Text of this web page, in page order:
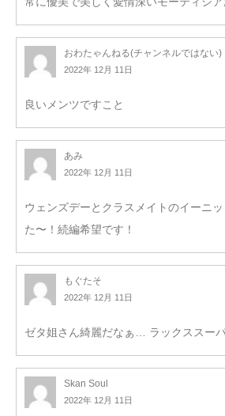
おわたゃんねる(チャンネルではない)
2022年 12月 11日
良いメンツですこと
あみ
2022年 12月 11日
ウェンズデーとクラスメイトのイーニ
た〜！続編希望です！
もぐたそ
2022年 12月 11日
ゼタ姐さん綺麗だなぁ… ラックススー
Skan Soul
2022年 12月 11日